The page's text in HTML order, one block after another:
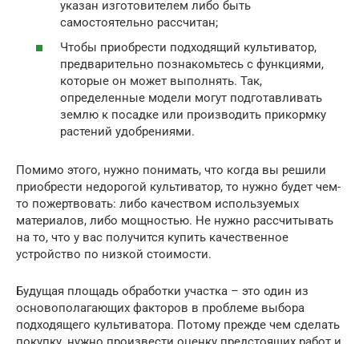
указан изготовителем либо быть
самостоятельно рассчитан;
Чтобы приобрести подходящий культиватор,
предварительно познакомьтесь с функциями,
которые он может выполнять. Так,
определенные модели могут подготавливать
землю к посадке или производить прикормку
растений удобрениями.
Помимо этого, нужно понимать, что когда вы решили
приобрести недорогой культиватор, то нужно будет чем-
то пожертвовать: либо качеством используемых
материалов, либо мощностью. Не нужно рассчитывать
на то, что у вас получится купить качественное
устройство по низкой стоимости.
Будущая площадь обработки участка – это один из
основополагающих факторов в проблеме выбора
подходящего культиватора. Потому прежде чем сделать